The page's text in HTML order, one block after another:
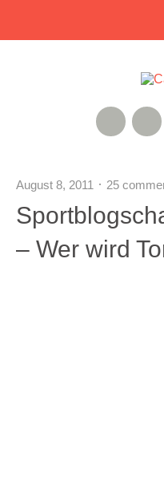
RSS
August 8, 2011 25
– Wer wird